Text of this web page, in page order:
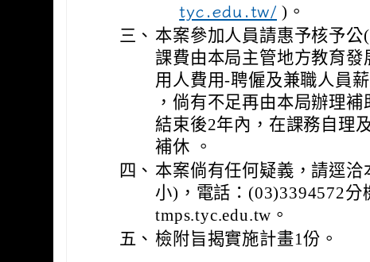
tyc.edu.tw/ )。
三、 本案參加人員請惠予核予
課費由本局主管地方教育
用人費用-聘僱及兼職人員
，倘有不足再由本局辦理
結束後2年內，在課務自理
補休 。
四、 本案倘有任何疑義，請逕
小)，電話：(03)3394572分
tmps.tyc.edu.tw。
五、 檢附旨揭實施計畫1份。